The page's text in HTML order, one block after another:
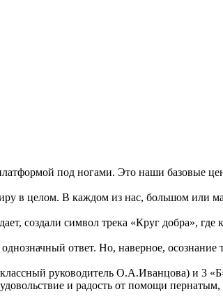
под ногами. Это наши базовые
в целом. В каждом из нас, большом или
создали символ трека «Круг добра»,
ответ. Но, наверное,
руководитель О.А.Иванцова) и 3
и радость от помощи